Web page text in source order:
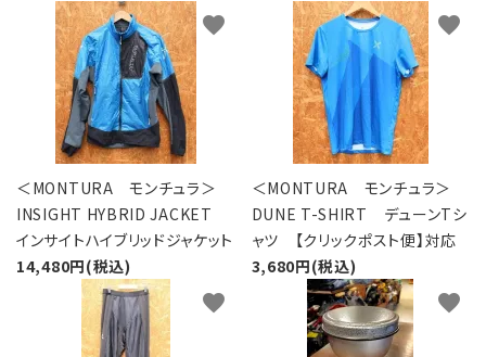
＜MONTURA モンチュラ＞
INSIGHT HYBRID JACKET
インサイトハイブリッドジャケット
14,480円(税込)
favorite
＜MONTURA モンチュラ＞
DUNE T-SHIRT デューンTシ
ャツ 【クリックポスト便】対応
3,680円(税込)
favorite
favorite favorite